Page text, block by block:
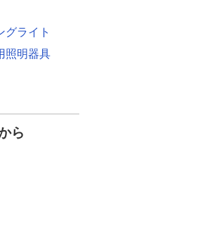
グライト
照明器具
ら